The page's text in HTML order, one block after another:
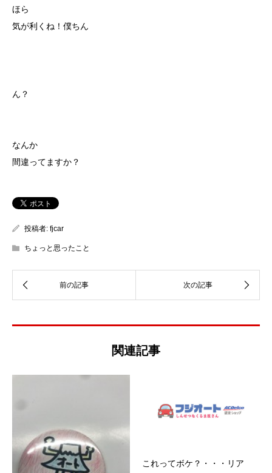
ほら
気が利くね！僕ちん
ん？
なんか
間違ってますか？
投稿者: fjcar
ちょっと思ったこと
関連記事
これってボケ？・・・リア